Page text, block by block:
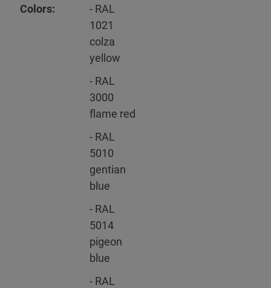
Colors:
- RAL
1021
colza
yellow
- RAL
3000
flame red
- RAL
5010
gentian
blue
- RAL
5014
pigeon
blue
- RAL